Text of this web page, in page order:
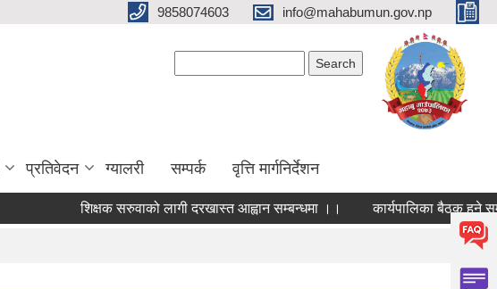
9858074603 info@mahabumun.gov.np
प्रतिवेदन ग्यालरी सम्पर्क वृत्ति मार्गनिर्देशन
शिक्षक सरुवाको लागी दरखास्त आह्वान सम्बन्धमा ।। कार्यपालिका बैठक हुने